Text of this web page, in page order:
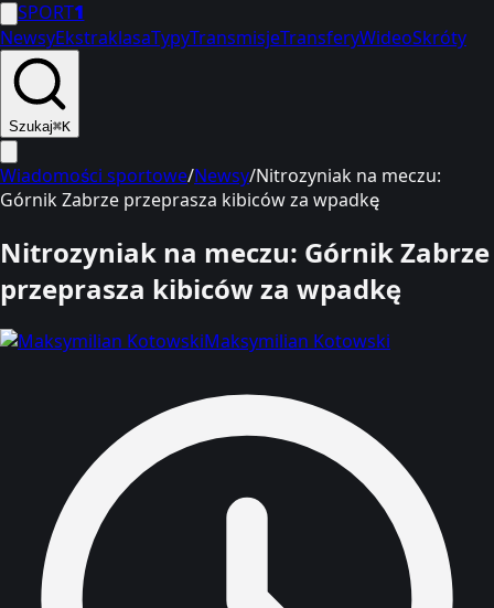
SPORT1
NewsyEkstraklasaTypyTransmisjeTransferyWideoSkróty
Szukaj⌘K
Wiadomości sportowe/Newsy/Nitrozyniak na meczu:
Górnik Zabrze przeprasza kibiców za wpadkę
Nitrozyniak na meczu: Górnik Zabrze
przeprasza kibiców za wpadkę
Maksymilian Kotowski